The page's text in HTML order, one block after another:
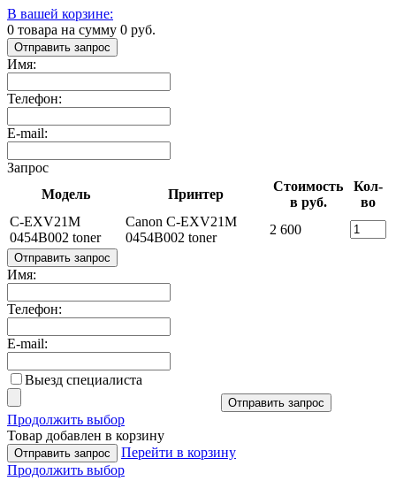
В вашей корзине:
0 товара на сумму 0 руб.
Отправить запрос
Имя:
Телефон:
E-mail:
Запрос
Модель
Принтер
Стоимость
в руб.
Кол-
во
C-EXV21M
0454B002 toner
Canon C-EXV21M
0454B002 toner
2 600
Отправить запрос
Имя:
Телефон:
E-mail:
Выезд специалиста
Отправить запрос
Продолжить выбор
Товар добавлен в корзину
Отправить запрос
Перейти в корзину
Продолжить выбор